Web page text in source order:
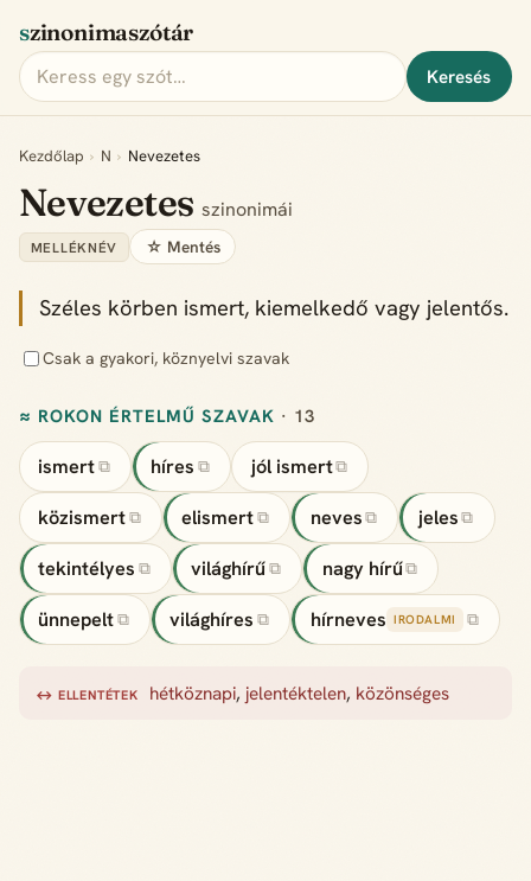
szinonimaszótár
Keresés
Kezdőlap › N › Nevezetes
Nevezetes szinonimái
MELLÉKNÉV ☆ Mentés
Széles körben ismert, kiemelkedő vagy jelentős.
Csak a gyakori, köznyelvi szavak
≈ ROKON ÉRTELMŰ SZAVAK · 13
ismert ⧉ híres ⧉ jól ismert⧉
közismert ⧉ elismert ⧉ neves ⧉ jeles ⧉
tekintélyes ⧉ világhírű ⧉ nagy hírű⧉
ünnepelt ⧉ világhíres ⧉ hírneves IRODALMI ⧉
↔ ELLENTÉTEK hétköznapi, jelentéktelen, közönséges